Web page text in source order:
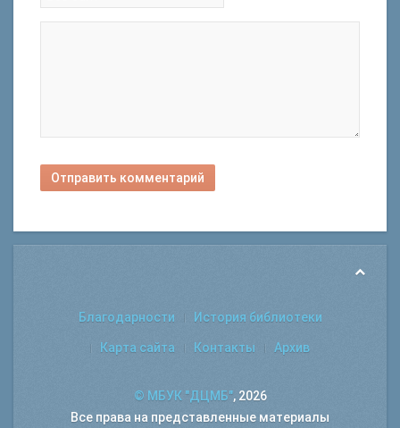
Отправить комментарий
Благодарности История библиотеки
Карта сайта Контакты Архив
© МБУК "ДЦМБ", 2026
Все права на представленные материалы